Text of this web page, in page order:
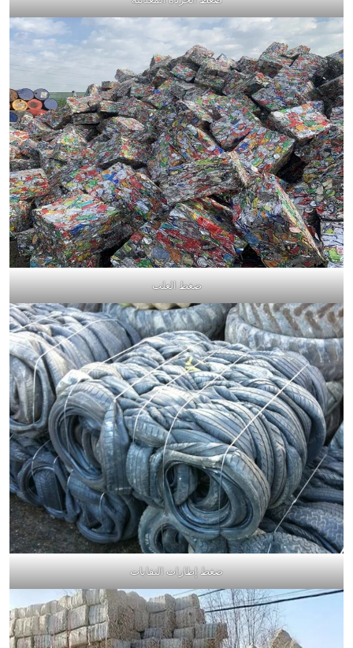
ضغط العلب
ضغط إطارات النفايات